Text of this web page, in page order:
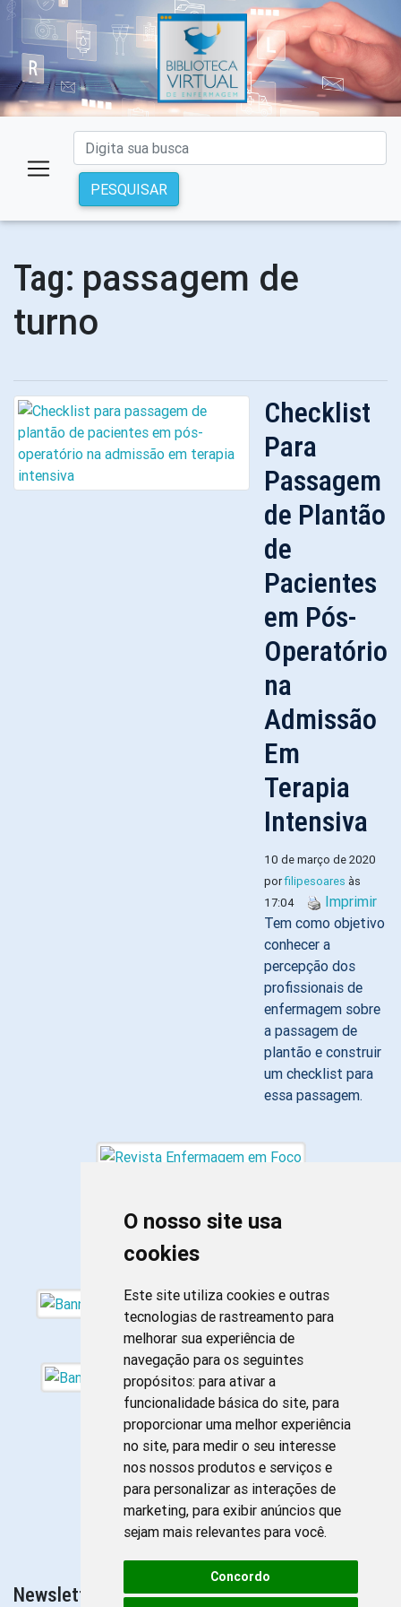
O nosso site usa
cookies
Este site utiliza cookies e outras
tecnologias de rastreamento para
melhorar sua experiência de
navegação para os seguintes
propósitos: para ativar a
funcionalidade básica do site, para
proporcionar uma melhor experiência
no site, para medir o seu interesse
nos nossos produtos e serviços e
para personalizar as interações de
marketing, para exibir anúncios que
sejam mais relevantes para você.
Concordo
PESQUISAR
Tag: passagem de
turno
Checklist
Para
Passagem
de Plantão
de
Pacientes
em Pós-
Operatório
na
Admissão
Em
Terapia
Intensiva
10 de março de 2020
porfilipesoares às
17:04
Imprimir
Tem como objetivo
conhecer a
percepção dos
profissionais de
enfermagem sobre
a passagem de
plantão e construir
um checklist para
essa passagem.
Newsletter da Enfermagem